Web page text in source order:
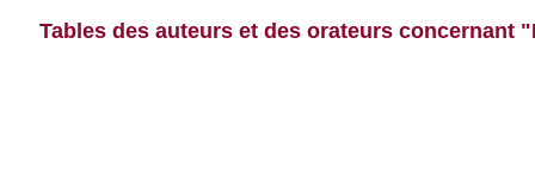
Tables des auteurs et des orateurs concernant